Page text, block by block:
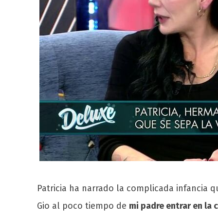
Patricia ha narrado la complicada infancia
Gio al poco tiempo de mi padre entrar en la